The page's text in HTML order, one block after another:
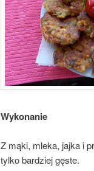
Wykonanie
Z mąki, mleka, jajka i
tylko bardziej gęste.